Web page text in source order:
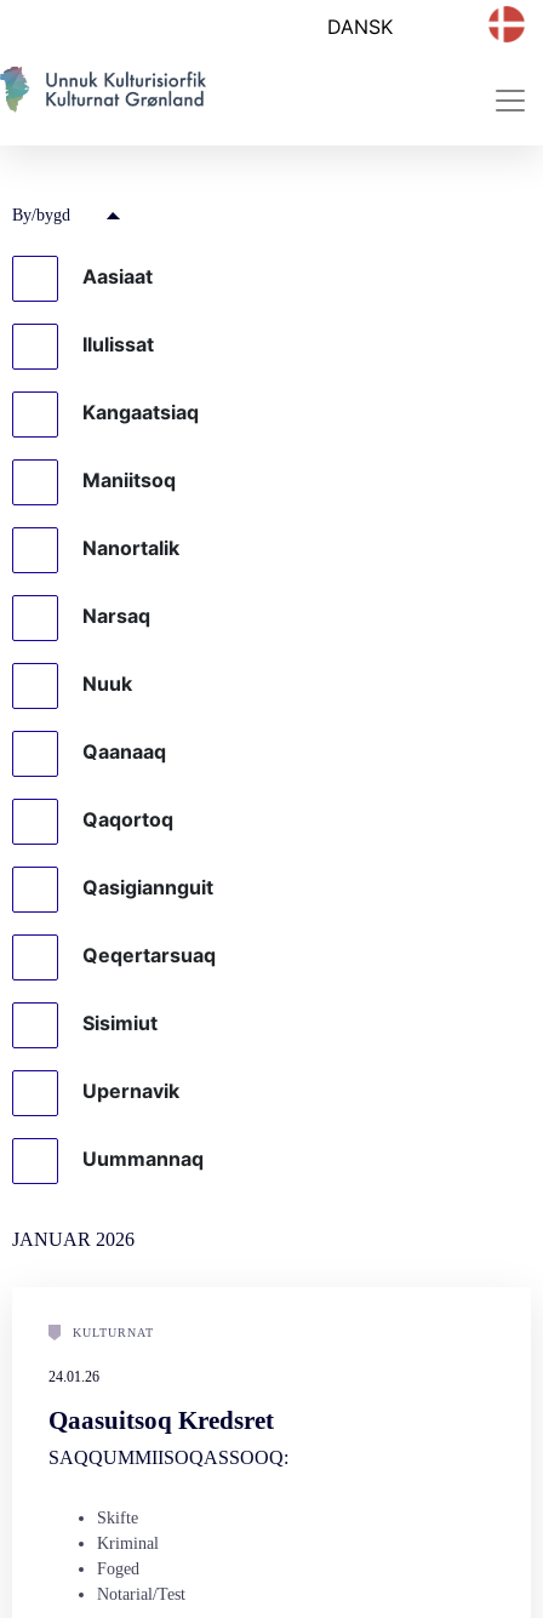
By/bygd
Aasiaat
Ilulissat
Kangaatsiaq
Maniitsoq
Nanortalik
Narsaq
Nuuk
Qaanaaq
Qaqortoq
Qasigiannguit
Qeqertarsuaq
Sisimiut
Upernavik
Uummannaq
JANUAR 2026
KULTURNAT
24.01.26
Qaasuitsoq Kredsret
SAQQUMMIISOQASSOOQ:
Skifte
Kriminal
Foged
Notarial/Test